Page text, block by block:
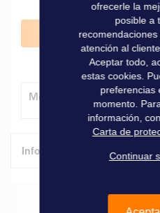
Método de entrega
Informaciones técnicas
Características
ofrecerle la
posible a
atención al
Aceptar todo,
estas cookies.
preferencias
momento.
información,
Carta de
Continuar